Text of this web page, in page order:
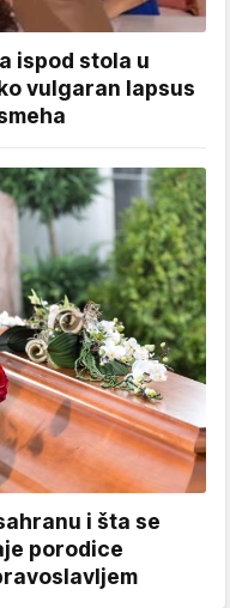
ispod stola u
vulgaran lapsus
i šta se
porodice